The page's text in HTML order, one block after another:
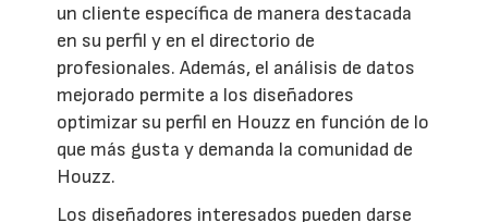
un cliente específica de manera destacada
en su perfil y en el directorio de
profesionales. Además, el análisis de datos
mejorado permite a los diseñadores
optimizar su perfil en Houzz en función de lo
que más gusta y demanda la comunidad de
Houzz.
Los diseñadores interesados pueden darse